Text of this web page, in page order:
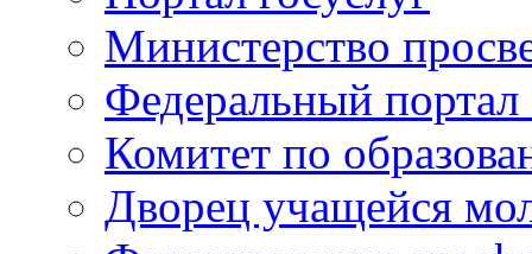
Министерство
Федеральный портал
Комитет по
Дворец учащейся